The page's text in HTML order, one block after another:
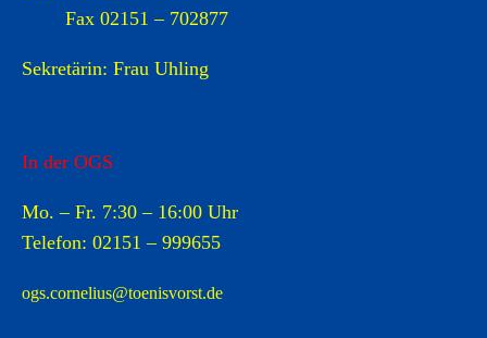
Fax 02151 – 702877
Sekretärin: Frau Uhling
In der OGS
Mo. – Fr. 7:30 – 16:00 Uhr
Telefon: 02151 – 999655
ogs.cornelius@toenisvorst.de